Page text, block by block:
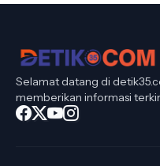
Selamat datang di
memberikan informasi